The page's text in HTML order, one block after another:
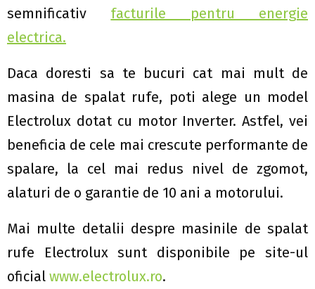
semnificativ facturile pentru energie
electrica.
Daca doresti sa te bucuri cat mai mult de
masina de spalat rufe, poti alege un model
Electrolux dotat cu motor Inverter. Astfel, vei
beneficia de cele mai crescute performante de
spalare, la cel mai redus nivel de zgomot,
alaturi de o garantie de 10 ani a motorului.
Mai multe detalii despre masinile de spalat
rufe Electrolux sunt disponibile pe site-ul
oficial www.electrolux.ro.